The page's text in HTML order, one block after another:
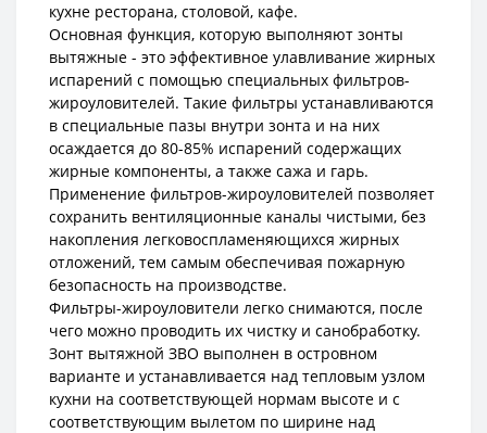
кухне ресторана, столовой, кафе.
Основная функция, которую выполняют зонты
вытяжные - это эффективное улавливание жирных
испарений с помощью специальных фильтров-
жироуловителей. Такие фильтры устанавливаются
в специальные пазы внутри зонта и на них
осаждается до 80-85% испарений содержащих
жирные компоненты, а также сажа и гарь.
Применение фильтров-жироуловителей позволяет
сохранить вентиляционные каналы чистыми, без
накопления легковоспламеняющихся жирных
отложений, тем самым обеспечивая пожарную
безопасность на производстве.
Фильтры-жироуловители легко снимаются, после
чего можно проводить их чистку и санобработку.
Зонт вытяжной ЗВО выполнен в островном
варианте и устанавливается над тепловым узлом
кухни на соответствующей нормам высоте и с
соответствующим вылетом по ширине над